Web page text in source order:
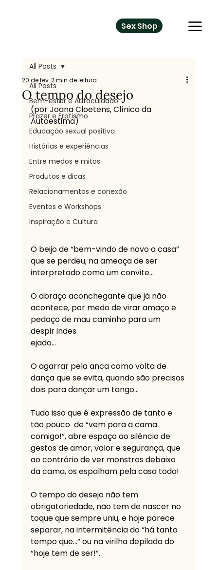
Sex Shop
All Posts
Bem-estar e Autocuidado
Prazer e Erotismo
Educação sexual positiva
Histórias e experiências
Entre medos e mitos
Produtos e dicas
Relacionamentos e conexão
Eventos e Workshops
Inspiração e Cultura
All Posts
O tempo do desejo
20 de fev.2 min de leitura
(por Joana Cloetens, Clínica da
Autoestima)
O beijo de “bem-vindo de novo a casa”
que se perdeu, na ameaça de ser
interpretado como um convite…
O abraço aconchegante que já não
acontece, por medo de virar amaço e
pedaço de mau caminho para um
despir indes
ejado…
O agarrar pela anca como volta de
dança que se evita, quando são precisos
dois para dançar um tango…
Tudo isso que é expressão de tanto e
tão pouco  de “vem para a cama
comigo!”, abre espaço ao silêncio de
gestos de amor, valor e segurança, que
ao contrário de ver monstros debaixo
da cama, os espalham pela casa toda!
O tempo do desejo não tem
obrigatoriedade, não tem de nascer no
toque que sempre uniu, e hoje parece
separar, na intermitência do “há tanto
tempo que…” ou na virilha depilada do
“hoje tem de ser!”.